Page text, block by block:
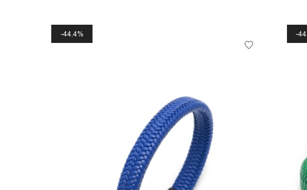
44.4%